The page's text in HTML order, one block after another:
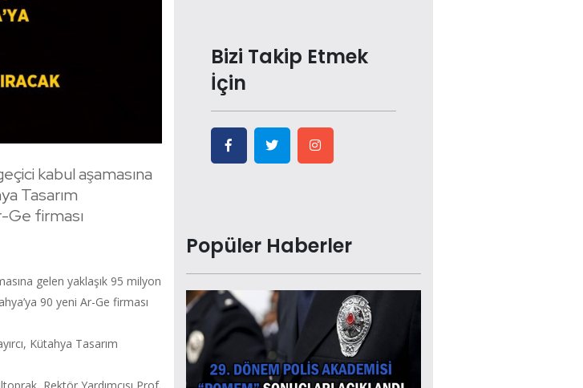
kabul aşamasına
Tasarım
Ge firması
gelen yaklaşık 95 milyon
90 yeni Ar-Ge firması
Kütahya Tasarım
Bizi Takip Etmek
İçin
Popüler Haberler